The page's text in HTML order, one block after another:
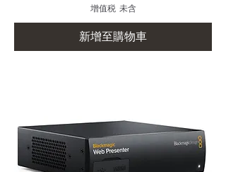
增值税 未含
新增至購物車